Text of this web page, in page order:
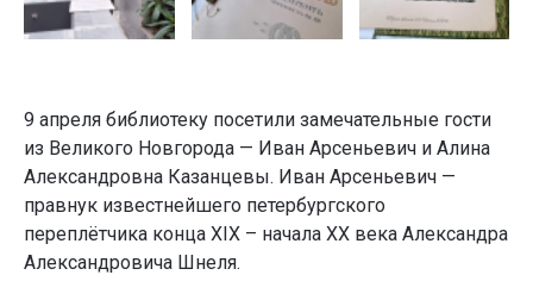
9 апреля библиотеку посетили замечательные гости
из Великого Новгорода — Иван Арсеньевич и Алина
Александровна Казанцевы. Иван Арсеньевич —
правнук известнейшего петербургского
переплётчика конца XIX – начала XX века Александра
Александровича Шнеля.